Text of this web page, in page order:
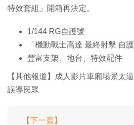
特效套組」開箱再決定。
1/144 RG自護號
「機動戰士高達 最終射擊 自
豐富支架、地台、特效配件
【其他報道】成人影片車廂場景太
誤導民眾
【下一頁】